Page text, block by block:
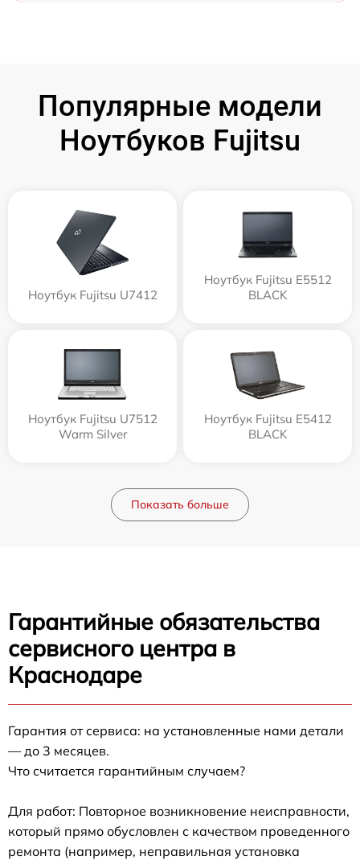
Популярные модели
Ноутбуков Fujitsu
Ноутбук Fujitsu U7412
Ноутбук Fujitsu E5512
BLACK
Ноутбук Fujitsu U7512
Warm Silver
Ноутбук Fujitsu E5412
BLACK
Показать больше
Гарантийные обязательства
сервисного центра в
Краснодаре
Гарантия от сервиса: на установленные нами детали
— до 3 месяцев.
Что считается гарантийным случаем?
Для работ: Повторное возникновение неисправности,
который прямо обусловлен с качеством проведенного
ремонта (например, неправильная установка